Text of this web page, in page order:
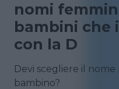
nomi
bambini che
con la D
Devi scegliere il
bambino?